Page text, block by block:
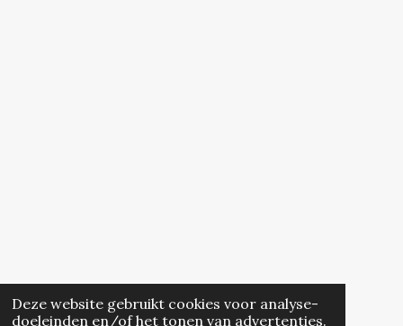
Deze website gebruikt cookies voor analyse-
doeleinden en/of het tonen van advertenties.